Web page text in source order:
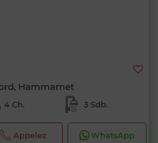
Hammamet
4 Ch. 3 Sdb.
Appelez WhatsApp